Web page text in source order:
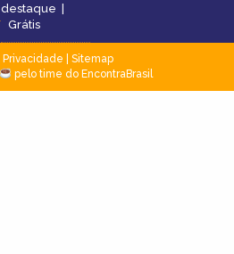
destaque |
Grátis
Privacidade
Sitemap
pelo time do EncontraBrasil